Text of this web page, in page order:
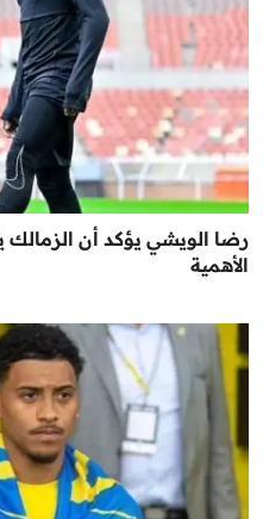
رضا الويشي يؤكد أن
الأهمية